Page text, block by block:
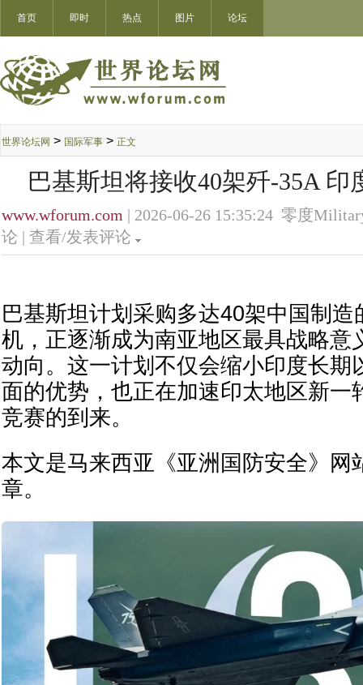
首页 即时 热点 图片 论坛
世界论坛网 > 国际军事 > 正文
巴基斯坦将接收40架歼-35A 印
www.wforum.com | 2026-06-26 15:35:24 零度
论 | 查看/发表评论
巴基斯坦计划采购多达40架中国制
机，正逐渐成为南亚地区最具战略意
动向。这一计划不仅会缩小印度长期
面的优势，也正在加速印太地区新一
竞赛的到来。
本文是马来西亚《亚洲国防安全》网
章。